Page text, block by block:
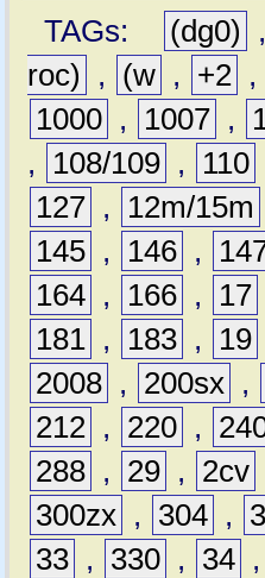
TAGs: (dg0) ,
roc)
, (w , +2 ,
1000 , 1007 ,
,
108/109 , 110
127 , 12m/15m
145 , 146 ,
164 , 166 , 17
181 , 183 , 19
2008 , 200sx ,
212 , 220 ,
288 , 29 , 2cv
300zx , 304 ,
33 , 330 , 34 ,